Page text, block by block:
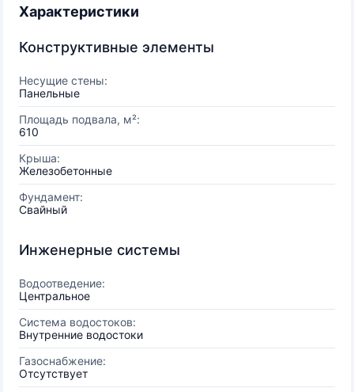
Характеристики
Конструктивные элементы
Несущие стены:
Панельные
Площадь подвала, м²:
610
Крыша:
Железобетонные
Фундамент:
Свайный
Инженерные системы
Водоотведение:
Центральное
Система водостоков:
Внутренние водостоки
Газоснабжение:
Отсутствует